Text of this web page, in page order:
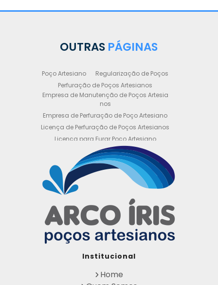
OUTRAS PÁGINAS
Poço Artesiano
Regularização de Poços
Perfuração de Poços Artesianos
Empresa de Manutenção de Poços Artesia
nos
Empresa de Perfuração de Poço Artesiano
Licença de Perfuração de Poços Artesianos
Licença para Furar Poço Artesiano
Licença para Perfuração de Poço Artesiano
Licença para Poço Semi Artesiano
Manutenção de Poço Semi Artesiano
Manutenção Preventiva de Poços Artesiano
Obtenha sua Licença de Perfuração de Poç
o Artesiano
Orçamento de Poço Semi Artesiano
Orçamento para Perfuração de Poço Artesi
ano
Outorga DAEE para Poço Artesiano
cos
Institucional
Home